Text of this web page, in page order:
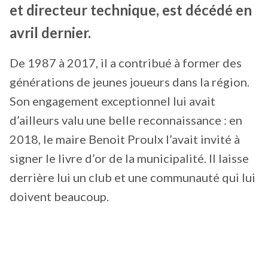
et directeur technique, est décédé en
avril dernier.
De 1987 à 2017, il a contribué à former des
générations de jeunes joueurs dans la région.
Son engagement exceptionnel lui avait
d’ailleurs valu une belle reconnaissance : en
2018, le maire Benoit Proulx l’avait invité à
signer le livre d’or de la municipalité. Il laisse
derrière lui un club et une communauté qui lui
doivent beaucoup.